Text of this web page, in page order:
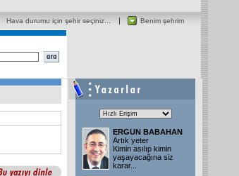
Benim şehrim
Hava durumu için şehir seçiniz...
ERGUN BABAHAN
Artık yeter
Kimin asılıp kimin
yaşayacağına siz
karar...